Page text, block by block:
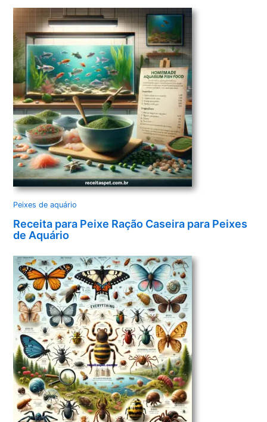
Peixes de aquário
Receita para Peixe Ração Caseira para Peixes
de Aquário